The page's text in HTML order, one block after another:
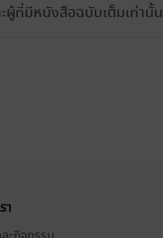
ผู้ที่มีหนังสือฉบับเต็มเท่านั้น
า